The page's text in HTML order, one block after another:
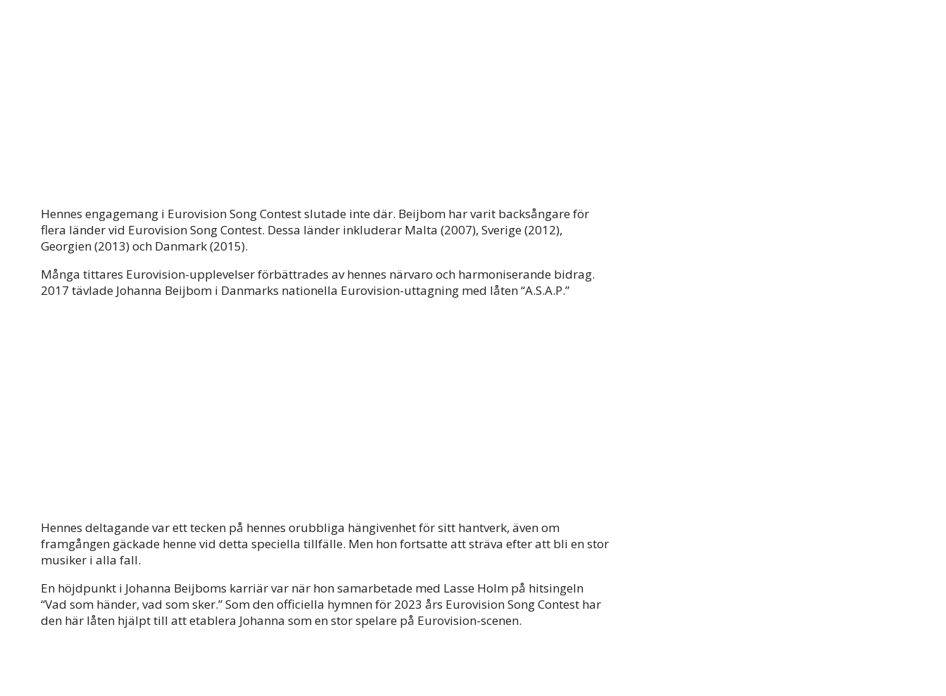
Hennes engagemang i Eurovision Song Contest slutade inte där. Beijbom har varit backsångare för
flera länder vid Eurovision Song Contest. Dessa länder inkluderar Malta (2007), Sverige (2012),
Georgien (2013) och Danmark (2015).
Många tittares Eurovision-upplevelser förbättrades av hennes närvaro och harmoniserande bidrag.
2017 tävlade Johanna Beijbom i Danmarks nationella Eurovision-uttagning med låten “A.S.A.P.”
Hennes deltagande var ett tecken på hennes orubbliga hängivenhet för sitt hantverk, även om
framgången gäckade henne vid detta speciella tillfälle. Men hon fortsatte att sträva efter att bli en stor
musiker i alla fall.
En höjdpunkt i Johanna Beijboms karriär var när hon samarbetade med Lasse Holm på hitsingeln
“Vad som händer, vad som sker.” Som den officiella hymnen för 2023 års Eurovision Song Contest har
den här låten hjälpt till att etablera Johanna som en stor spelare på Eurovision-scenen.